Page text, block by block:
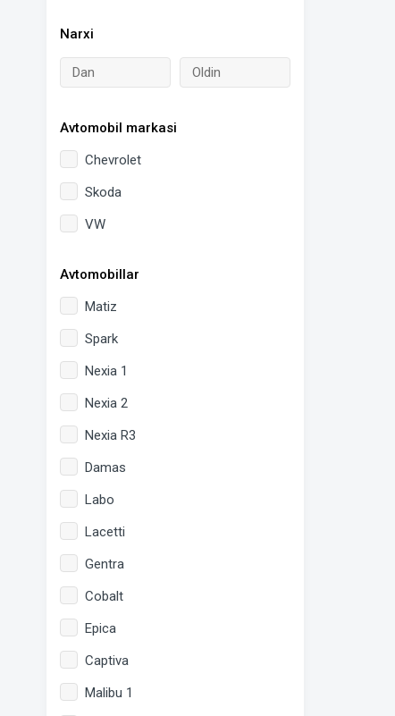
Narxi
Avtomobil markasi
Chevrolet
Skoda
VW
Avtomobillar
Matiz
Spark
Nexia 1
Nexia 2
Nexia R3
Damas
Labo
Lacetti
Gentra
Cobalt
Epica
Captiva
Malibu 1